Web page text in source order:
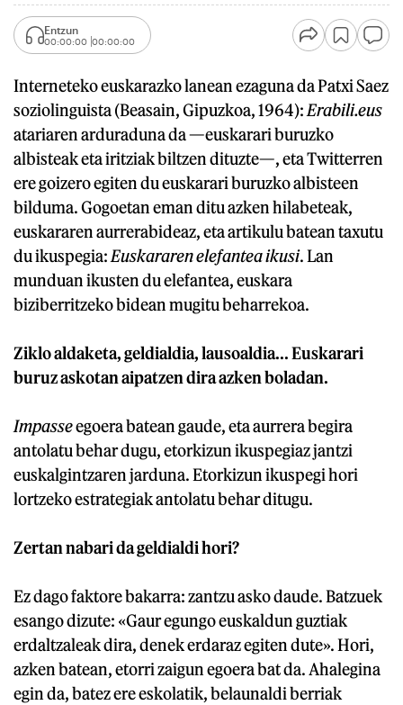
Entzun
00:00:00 00:00:00
Interneteko euskarazko lanean ezaguna da Patxi Saez
soziolinguista (Beasain, Gipuzkoa, 1964): Erabili.eus
atariaren arduraduna da —euskarari buruzko
albisteak eta iritziak biltzen dituzte—, eta Twitterren
ere goizero egiten du euskarari buruzko albisteen
bilduma. Gogoetan eman ditu azken hilabeteak,
euskararen aurrerabideaz, eta artikulu batean taxutu
du ikuspegia: Euskararen elefantea ikusi. Lan
munduan ikusten du elefantea, euskara
biziberritzeko bidean mugitu beharrekoa.
Ziklo aldaketa, geldialdia, lausoaldia... Euskarari
buruz askotan aipatzen dira azken boladan.
Impasseegoera batean gaude, eta aurrera begira
antolatu behar dugu, etorkizun ikuspegiaz jantzi
euskalgintzaren jarduna. Etorkizun ikuspegi hori
lortzeko estrategiak antolatu behar ditugu.
Zertan nabari da geldialdi hori?
Ez dago faktore bakarra: zantzu asko daude. Batzuek
esango dizute: «Gaur egungo euskaldun guztiak
erdaltzaleak dira, denek erdaraz egiten dute». Hori,
azken batean, etorri zaigun egoera bat da. Ahalegina
egin da, batez ere eskolatik, belaunaldi berriak